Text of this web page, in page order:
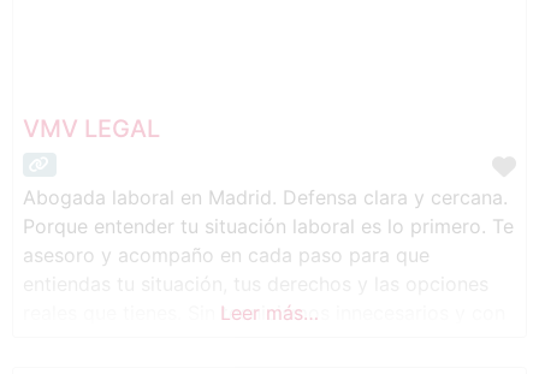
VMV LEGAL
Abogada laboral en Madrid. Defensa clara y cercana.
Porque entender tu situación laboral es lo primero. Te
asesoro y acompaño en cada paso para que
reales que tienes. Sin tecnicismos innecesarios y con
Leer más…